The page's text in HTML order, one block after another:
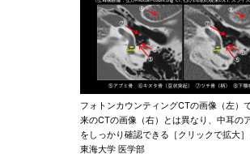
フォトンカウンティングCTの画像（左）
来のCTの画像（右）とは異なり、中耳の
をしっかり確認できる［クリックで拡大］
東海大学 医学部